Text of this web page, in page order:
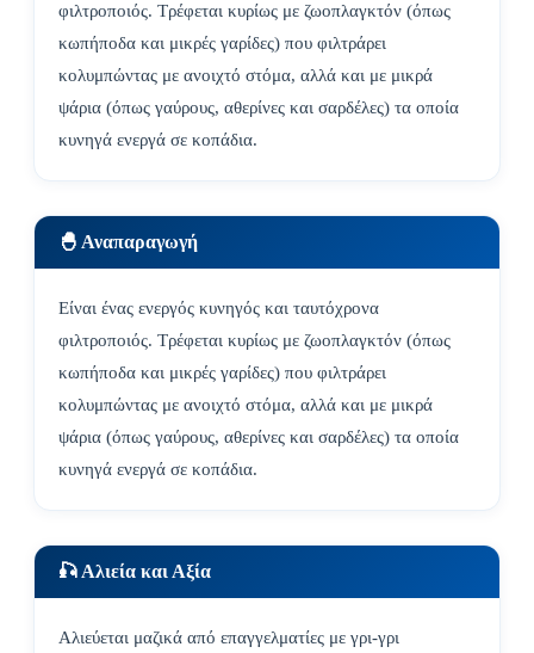
φιλτροποιός. Τρέφεται κυρίως με ζωοπλαγκτόν (όπως
κωπήποδα και μικρές γαρίδες) που φιλτράρει
κολυμπώντας με ανοιχτό στόμα, αλλά και με μικρά
ψάρια (όπως γαύρους, αθερίνες και σαρδέλες) τα οποία
κυνηγά ενεργά σε κοπάδια.
🐣 Αναπαραγωγή
Είναι ένας ενεργός κυνηγός και ταυτόχρονα
φιλτροποιός. Τρέφεται κυρίως με ζωοπλαγκτόν (όπως
κωπήποδα και μικρές γαρίδες) που φιλτράρει
κολυμπώντας με ανοιχτό στόμα, αλλά και με μικρά
ψάρια (όπως γαύρους, αθερίνες και σαρδέλες) τα οποία
κυνηγά ενεργά σε κοπάδια.
🎣 Αλιεία και Αξία
Αλιεύεται μαζικά από επαγγελματίες με γρι-γρι